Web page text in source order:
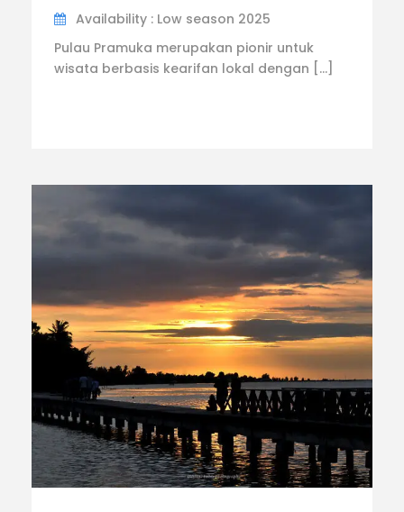
Availability : Low season 2025
Pulau Pramuka merupakan pionir untuk
wisata berbasis kearifan lokal dengan […]